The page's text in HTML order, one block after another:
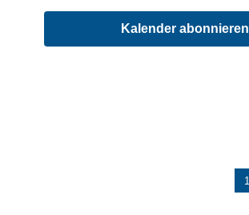
Kalender abonnieren
1